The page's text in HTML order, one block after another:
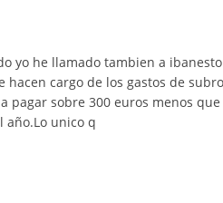
yo he llamado tambien a
hacen cargo de los gastos de
pagar sobre 300 euros menos
año.Lo unico q